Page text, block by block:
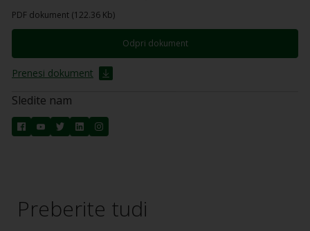
PDF dokument (122.36 Kb)
Odpri dokument
Prenesi dokument
Sledite nam
Preberite tudi